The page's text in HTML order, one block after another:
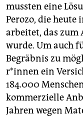
mussten eine
Perozo, die
arbeitet, das zum
wurde. Um auch
Begräbnis zu
r*in­nen ein
184.000
kommerzielle
Jahren wegen